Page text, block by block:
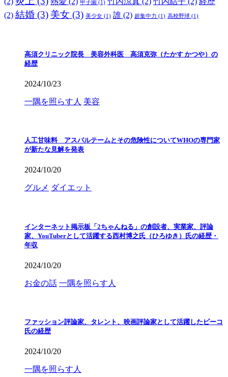
甲子園 (1)
(2) 結婚 (3) 美女 (3) 美少女 (1) 誰 (2) 超集中力 (1) 高校野球 (1)
高須クリニック院長 美容外科医 高須克弥（たかす かつや）の
経歴
2024/10/23
一隅を照らす人 美容
人工甘味料 アスパルテームとその危険性についてWHOの専門家
が新たな見解を発表
2024/10/20
グルメ ダイエット
インターネット掲示板「2ちゃんねる」の創設者、実業家、評論
家、YouTuberとして活躍する西村博之氏（ひろゆき）氏の経歴・
年収
2024/10/20
お金の話 一隅を照らす人
ファッション評論家、タレント、映画評論家として活躍したピーコ
氏の経歴
2024/10/20
一隅を照らす人